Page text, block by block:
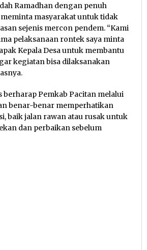
Ramadhan dengan penuh
masyarakat untuk tidak
sejenis mercon pendem. “Kami
pelaksanaan rontek saya minta
Kepala Desa untuk membantu
kegiatan bisa dilaksanakan
berharap Pemkab Pacitan melalui
benar-benar memperhatikan
baik jalan rawan atau rusak untuk
dan perbaikan sebelum